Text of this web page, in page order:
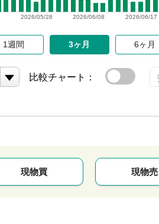
2026/06/17
2026/06/08
2026/05/28
1週間 3ヶ月 6ヶ月
比較チャート：
現物買 現物売